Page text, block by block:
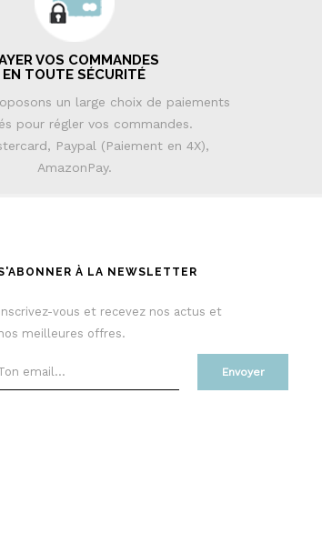
VOS COMMANDES
EN TOUTE SÉCURITÉ
un large choix de paiements
pour régler vos commandes.
Paypal (Paiement en 4X),
AmazonPay.
À LA NEWSLETTER
Inscrivez-vous et recevez nos actus et
meilleures offres.
Envoyer